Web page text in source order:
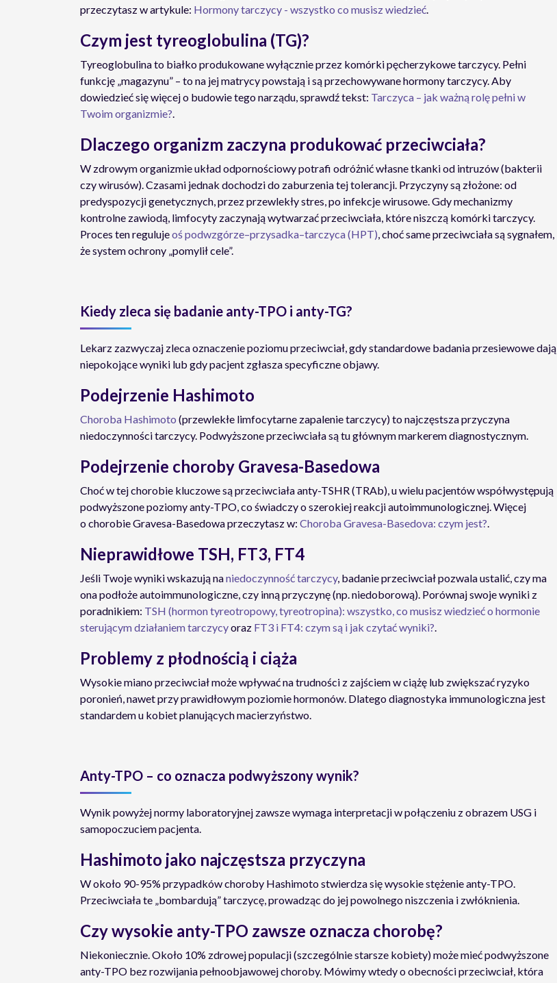
przeczytasz w artykule: Hormony tarczycy - wszystko co musisz wiedzieć.
Czym jest tyreoglobulina (TG)?
Tyreoglobulina to białko produkowane wyłącznie przez komórki pęcherzykowe tarczycy. Pełni
funkcję „magazynu” – to na jej matrycy powstają i są przechowywane hormony tarczycy. Aby
dowiedzieć się więcej o budowie tego narządu, sprawdź tekst: Tarczyca – jak ważną rolę pełni w
Twoim organizmie?.
Dlaczego organizm zaczyna produkować przeciwciała?
W zdrowym organizmie układ odpornościowy potrafi odróżnić własne tkanki od intruzów (bakterii
czy wirusów). Czasami jednak dochodzi do zaburzenia tej tolerancji. Przyczyny są złożone: od
predyspozycji genetycznych, przez przewlekły stres, po infekcje wirusowe. Gdy mechanizmy
kontrolne zawiodą, limfocyty zaczynają wytwarzać przeciwciała, które niszczą komórki tarczycy.
Proces ten regulujeoś podwzgórze–przysadka–tarczyca (HPT), choć same przeciwciała są sygnałem,
że system ochrony „pomylił cele”.
Kiedy zleca się badanie anty-TPO i anty-TG?
Lekarz zazwyczaj zleca oznaczenie poziomu przeciwciał, gdy standardowe badania przesiewowe dają
niepokojące wyniki lub gdy pacjent zgłasza specyficzne objawy.
Podejrzenie Hashimoto
Choroba Hashimoto (przewlekłe limfocytarne zapalenie tarczycy) to najczęstsza przyczyna
niedoczynności tarczycy. Podwyższone przeciwciała są tu głównym markerem diagnostycznym.
Podejrzenie choroby Gravesa-Basedowa
Choć w tej chorobie kluczowe są przeciwciała anty-TSHR (TRAb), u wielu pacjentów współwystępują
podwyższone poziomy anty-TPO, co świadczy o szerokiej reakcji autoimmunologicznej. Więcej
o chorobie Gravesa-Basedowa przeczytasz w: Choroba Gravesa-Basedova: czym jest?.
Nieprawidłowe TSH, FT3, FT4
Jeśli Twoje wyniki wskazują naniedoczynność tarczycy, badanie przeciwciał pozwala ustalić, czy ma
ona podłoże autoimmunologiczne, czy inną przyczynę (np. niedoborową). Porównaj swoje wyniki z
poradnikiem: TSH (hormon tyreotropowy, tyreotropina): wszystko, co musisz wiedzieć o hormonie
sterującym działaniem tarczycyoraz FT3 i FT4: czym są i jak czytać wyniki?.
Problemy z płodnością i ciąża
Wysokie miano przeciwciał może wpływać na trudności z zajściem w ciążę lub zwiększać ryzyko
poronień, nawet przy prawidłowym poziomie hormonów. Dlatego diagnostyka immunologiczna jest
standardem u kobiet planujących macierzyństwo.
Anty-TPO – co oznacza podwyższony wynik?
Wynik powyżej normy laboratoryjnej zawsze wymaga interpretacji w połączeniu z obrazem USG i
samopoczuciem pacjenta.
Hashimoto jako najczęstsza przyczyna
W około 90-95% przypadków choroby Hashimoto stwierdza się wysokie stężenie anty-TPO.
Przeciwciała te „bombardują” tarczycę, prowadząc do jej powolnego niszczenia i zwłóknienia.
Czy wysokie anty-TPO zawsze oznacza chorobę?
Niekoniecznie. Około 10% zdrowej populacji (szczególnie starsze kobiety) może mieć podwyższone
anty-TPO bez rozwijania pełnoobjawowej choroby. Mówimy wtedy o obecności przeciwciał, która